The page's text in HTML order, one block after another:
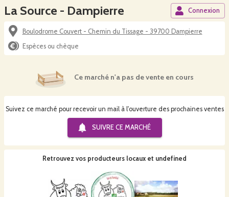
La Source - Dampierre Connexion
Boulodrome Couvert - Chemin du Tissage - 39700 Dampierre
Espèces ou chèque
Ce marché n'a pas de vente en cours
Suivez ce marché pour recevoir un mail à l'ouverture des prochaines ventes
SUIVRE CE MARCHÉ
Retrouvez vos producteurs locaux et undefined